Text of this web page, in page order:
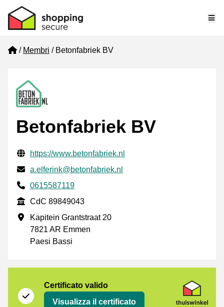
Home
Membri Betonfabriek BV
Betonfabriek BV
Informazioni di contatto verificate
Website URL
https://www.betonfabriek.nl
Mail
a.elferink@betonfabriek.nl
Phone number
0615587119
CdC
CdC 89849043
Indirizzo commerciale
Kapitein Grantstraat 20
7821 AR Emmen
Paesi Bassi
Certificato valido
Visualizza il certificato